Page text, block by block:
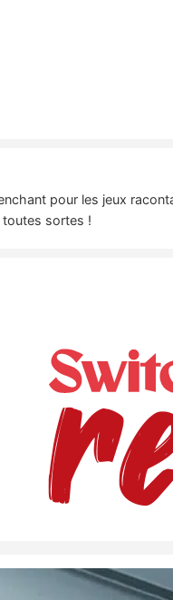
pour les jeux
toutes sortes !